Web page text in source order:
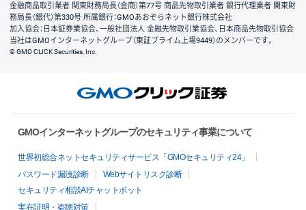
金融商品取引業者 関東財務局長（金商）第77号 商品先物取引業者 銀行代理業者 関東財
務局長（銀代）第330号 所属銀行：GMOあおぞらネット銀行株式会社
加入協会：日本証券業協会、一般社団法人 金融先物取引業協会、日本商品先物取引協会
当社はGMOインターネットグループ（東証プライム上場9449）のメンバーです。
© GMO CLICK Securities, Inc.
GMOインターネットグループのセキュリティ事業について
世界初総合ネットセキュリティサービス「GMOセキュリティ24」
パスワード漏洩診断
Webサイトリスク診断
セキュリティ相談AIチャットボット
実在証明・盗聴対策